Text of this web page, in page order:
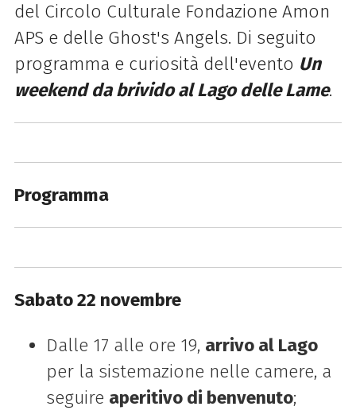
del Circolo Culturale Fondazione Amon
APS e delle Ghost's Angels. Di seguito
programma e curiosità dell'evento Un
weekend da brivido al Lago delle Lame.
Programma
Sabato 22 novembre
Dalle 17 alle ore 19, arrivo al Lago
per la sistemazione nelle camere, a
seguire aperitivo di benvenuto;